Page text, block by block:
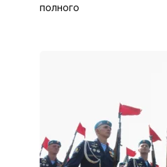
полного